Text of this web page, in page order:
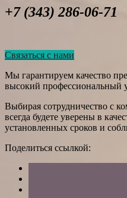
+7 (343) 286-06-71
Связаться с нами
Мы гарантируем качество
высокий профессиональный
Выбирая сотрудничество с
всегда будете уверены в
установленных сроков и
Поделиться ссылкой: